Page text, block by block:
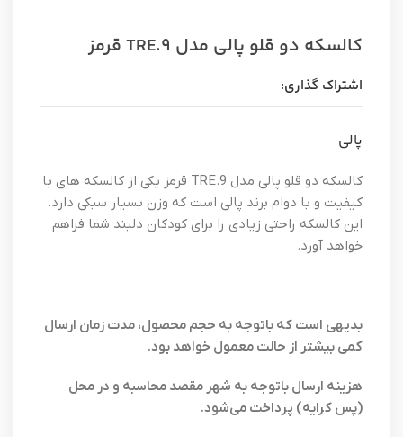
کالسکه دو قلو پالی مدل TRE.9 قرمز
اشتراک گذاری:
پالی
کالسکه دو قلو پالی مدل TRE.9 قرمز یکی از کالسکه های با
کیفیت و با دوام برند پالی است که وزن بسیار سبکی دارد.
این کالسکه راحتی زیادی را برای کودکان دلبند شما فراهم
خواهد آورد.
بدیهی است که باتوجه به حجم محصول، مدت زمان ارسال
کمی بیشتر از حالت معمول خواهد بود.
هزینه ارسال باتوجه به شهر مقصد محاسبه و در محل
(پس کرایه) پرداخت می‌شود.